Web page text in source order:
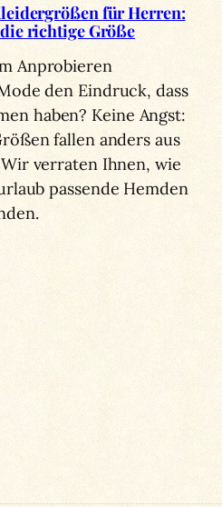
für Herren:
richtige Größe
Anprobieren
den Eindruck, dass
haben? Keine Angst:
fallen anders aus
verraten Ihnen, wie
passende Hemden